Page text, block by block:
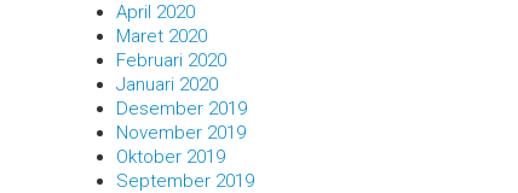
April 2020
Maret 2020
Februari 2020
Januari 2020
Desember 2019
November 2019
Oktober 2019
September 2019